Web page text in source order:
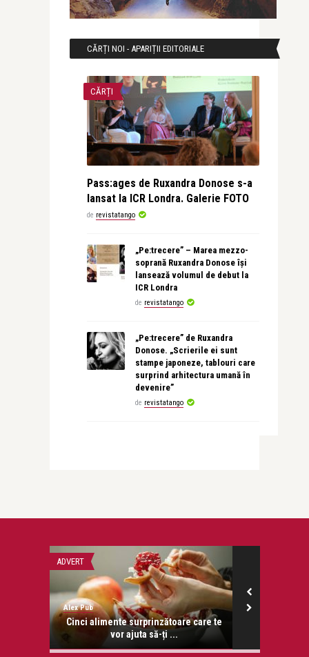
CĂRȚI NOI - APARIȚII EDITORIALE
CĂRȚI
Pass:ages de Ruxandra Donose s-a
lansat la ICR Londra. Galerie FOTO
de revistatango
„Pe:trecere” – Marea mezzo-
soprană Ruxandra Donose își
lansează volumul de debut la
ICR Londra
de revistatango
„Pe:trecere” de Ruxandra
Donose. „Scrierile ei sunt
stampe japoneze, tablouri care
surprind arhitectura umană în
devenire”
de revistatango
ADVERT
Alex Pub
Cinci alimente surprinzătoare care te
vor ajuta să-ți ...